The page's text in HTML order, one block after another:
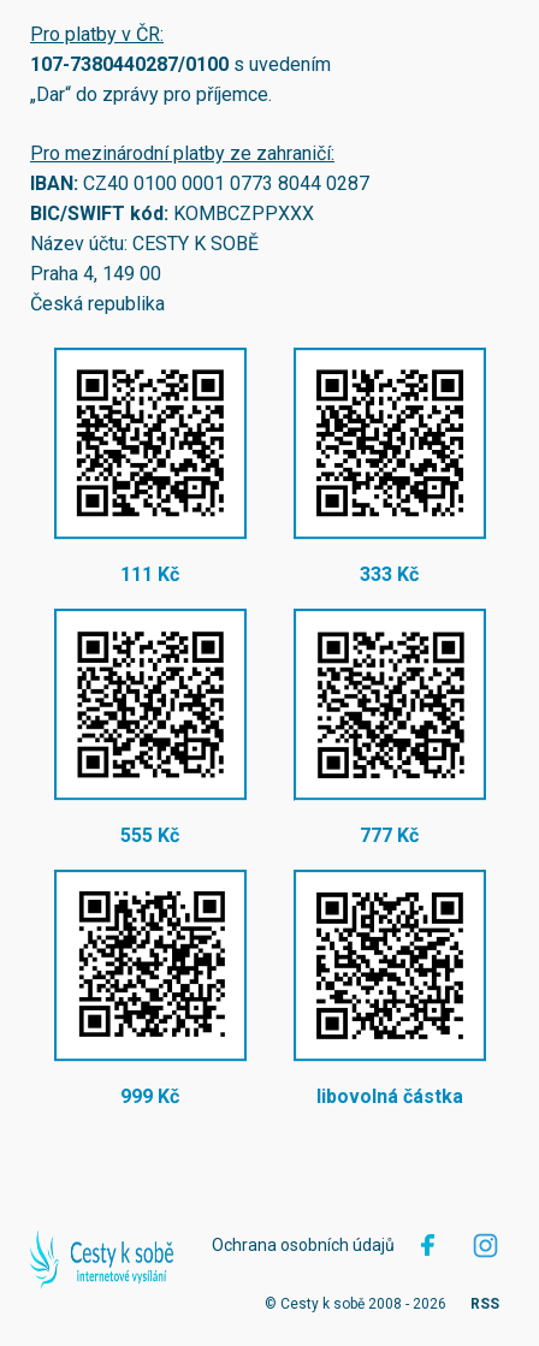
Pro platby v ČR:
107-7380440287/0100 s uvedením
„Dar“ do zprávy pro příjemce.
Pro mezinárodní platby ze zahraničí:
IBAN: CZ40 0100 0001 0773 8044 0287
BIC/SWIFT kód: KOMBCZPPXXX
Název účtu: CESTY K SOBĚ
Praha 4, 149 00
Česká republika
111 Kč 333 Kč
555 Kč 777 Kč
999 Kč libovolná částka
Ochrana osobních údajů
© Cesty k sobě 2008 - 2026 RSS